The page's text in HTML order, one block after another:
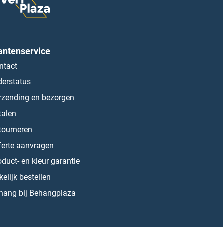
en bezorgen
aanvragen
en kleur garantie
bestellen
bij Behangplaza